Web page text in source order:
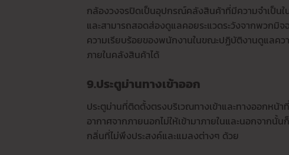
กล้องวงจรปิดเป็นอุปกรณ์คลังสินค้าที่มีความจำเป็นใ
และสามารถสอดส่องดูแลคอยระแวดระวังจากพวกมิ
ความเรียบร้อยของพนักงานในขณะปฏิบัติงานดูแลค
ภายในคลังสินค้าได้
9.ประตูม่านทางเข้าออก
ประตูม่านที่ติดตั้งตรงบริเวณทางเข้าและทางออกห
อากาศจากภายนอกไม่ให้เข้ามาภายในและนอกจาก
กลิ่นที่ไม่พึงประสงค์และแมลงต่างๆ ด้วย